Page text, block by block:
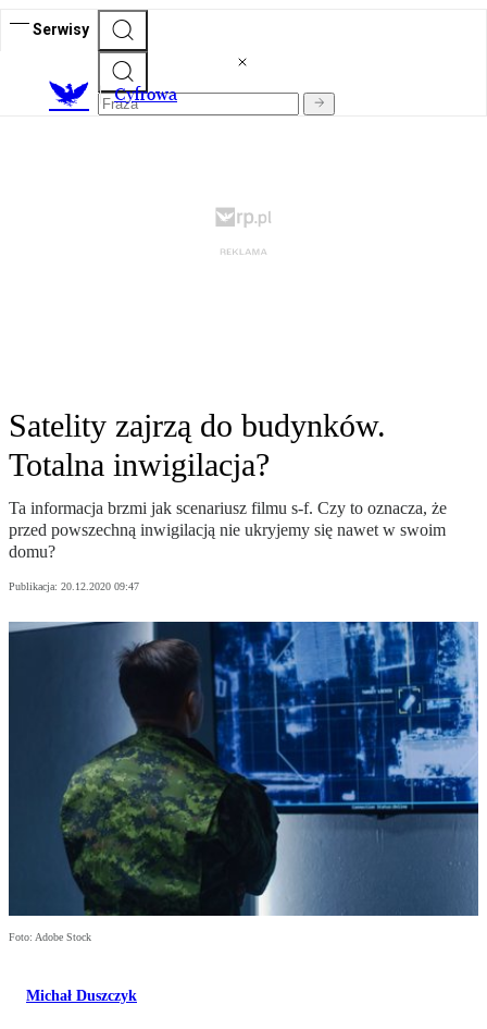
Serwisy
Cyfrowa
Satelity zajrzą do budynków.
Totalna inwigilacja?
Ta informacja brzmi jak scenariusz filmu s-f. Czy to oznacza, że
przed powszechną inwigilacją nie ukryjemy się nawet w swoim
domu?
Publikacja: 20.12.2020 09:47
Foto: Adobe Stock
Michał Duszczyk